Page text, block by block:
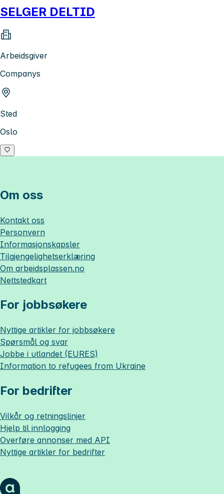
SELGER DELTID
Arbeidsgiver
Companys
Sted
Oslo
Om oss
Kontakt oss
Personvern
Informasjonskapsler
Tilgjengelighetserklæring
Om arbeidsplassen.no
Nettstedkart
For jobbsøkere
Nyttige artikler for jobbsøkere
Spørsmål og svar
Jobbe i utlandet (EURES)
Information to refugees from Ukraine
For bedrifter
Vilkår og retningslinjer
Hjelp til innlogging
Overføre annonser med API
Nyttige artikler for bedrifter